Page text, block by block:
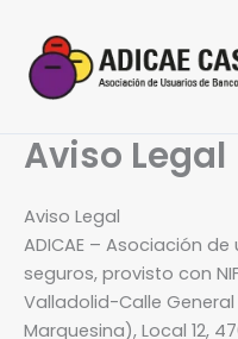
contenido
Aviso Legal
Aviso Legal
ADICAE – Asociación
seguros, provisto con
Valladolid-Calle General
Marquesina), Local 12,